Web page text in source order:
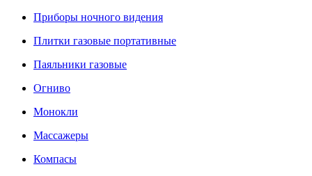
Приборы ночного видения
Плитки газовые портативные
Паяльники газовые
Огниво
Монокли
Массажеры
Компасы